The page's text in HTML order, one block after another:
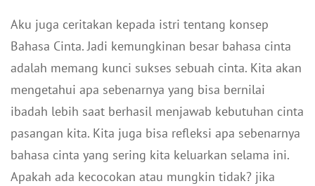
Aku juga ceritakan kepada istri tentang konsep
Bahasa Cinta. Jadi kemungkinan besar bahasa cinta
adalah memang kunci sukses sebuah cinta. Kita akan
mengetahui apa sebenarnya yang bisa bernilai
ibadah lebih saat berhasil menjawab kebutuhan cinta
pasangan kita. Kita juga bisa refleksi apa sebenarnya
bahasa cinta yang sering kita keluarkan selama ini.
Apakah ada kecocokan atau mungkin tidak? jika